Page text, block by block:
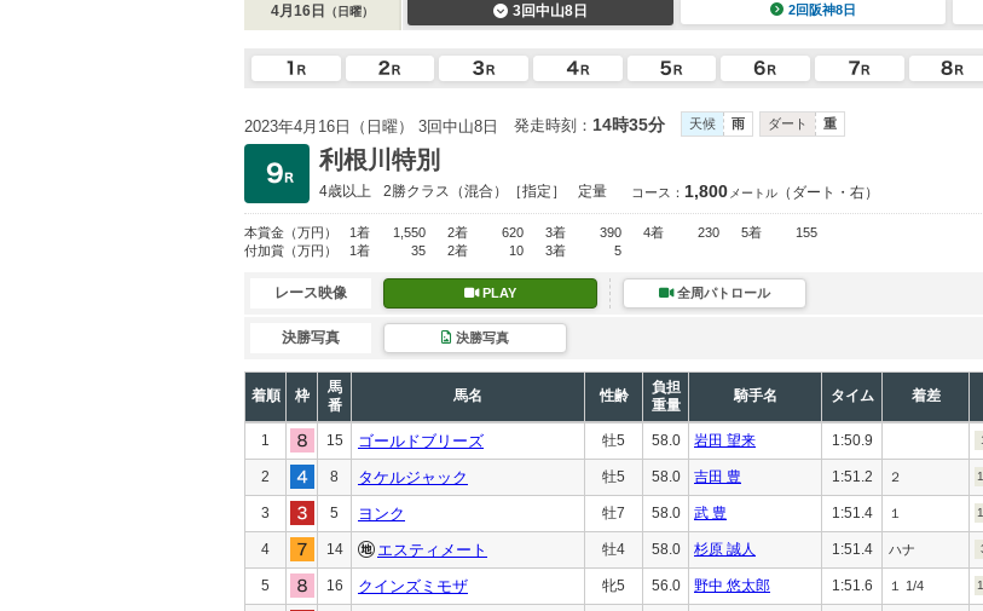
4月16日 （日曜） 3回中山8日 2回阪神8日
2023年4月16日（日曜） 3回中山8日 発走時刻： 14時35分 天候 雨 ダート 重
利根川特別
4歳以上 2勝クラス （混合）［指定］ 定量 コース： 1,800 メートル （ダート・右）
本賞金 （万円） 1着 1,550 2着 620 3着 390 4着 230 5着
155
付加賞 （万円） 1着 35 2着 10 3着 5
レース映像 PLAY 全周パトロール
決勝写真 決勝写真
着順 枠
馬
番
馬名 性齢
負担
重量
騎手名 タイム 着差
1 15 ゴールドブリーズ 牡5 58.0 岩田 望来 1:50.9
2 8 タケルジャック 牡5 58.0 吉田 豊 1:51.2 ２
3 5 ヨンク 牡7 58.0 武 豊 1:51.4 １
4 14 エスティメート 牡4 58.0 杉原 誠人 1:51.4 ハナ
5 16 クインズミモザ 牝5 56.0 野中 悠太郎 1:51.6 １ 1/4